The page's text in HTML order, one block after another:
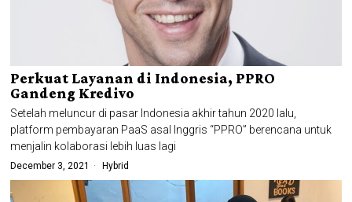
Perkuat Layanan di Indonesia, PPRO
Gandeng Kredivo
Setelah meluncur di pasar Indonesia akhir tahun 2020 lalu,
platform pembayaran PaaS asal Inggris “PPRO” berencana untuk
menjalin kolaborasi lebih luas lagi
December 3, 2021 Hybrid